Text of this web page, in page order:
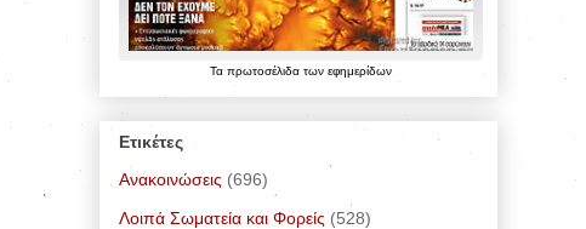
Τα πρωτοσέλιδα των εφημερίδων
Ετικέτες
Ανακοινώσεις (696)
Λοιπά Σωματεία και Φορείς (528)